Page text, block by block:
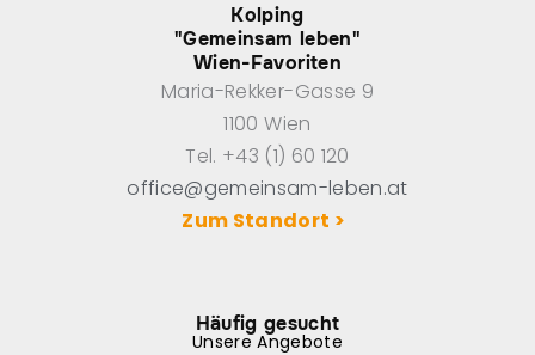
Kolping
"Gemeinsam leben"
Wien-Favoriten
Maria-Rekker-Gasse 9
1100 Wien
Tel. +43 (1) 60 120
office@gemeinsam-leben.at
Zum Standort >
Häufig gesucht
Unsere Angebote